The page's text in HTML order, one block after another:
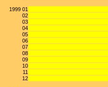
1999 01
02
03
04
05
06
07
08
09
10
11
12